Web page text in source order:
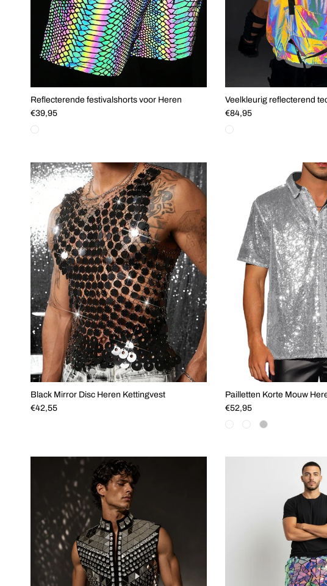
Reflecterende festivalshorts voor Heren
Reguliere prijs
€39,95
Veelkleurig reflecterend
Reguliere prijs
€84,95
Black Mirror Disc Heren Kettingvest
Reguliere prijs
€42,55
Pailletten Korte Mouw
Reguliere prijs
€52,95